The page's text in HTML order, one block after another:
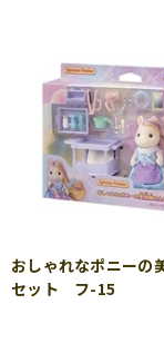
おしゃれなポニーの
セット フ-15